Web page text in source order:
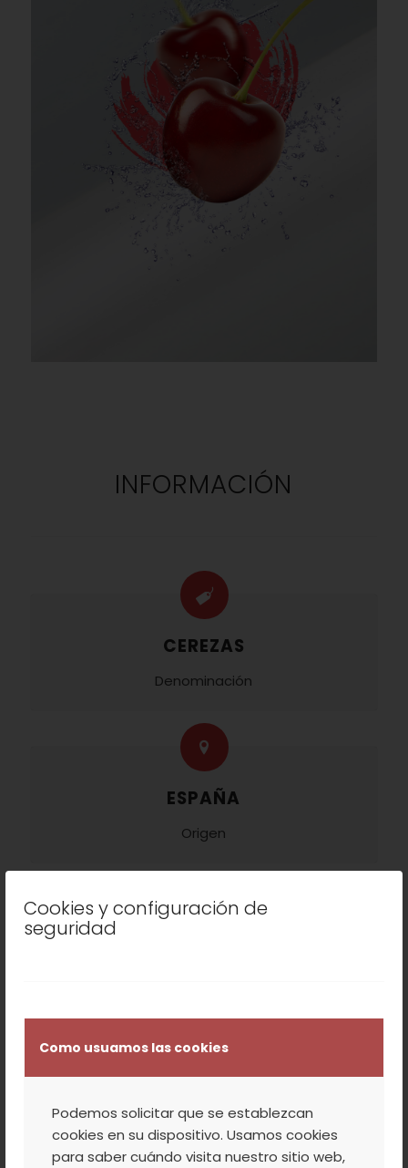
Cookies y configuración de
seguridad
Como usuamos las cookies
Podemos solicitar que se establezcan
cookies en su dispositivo. Usamos cookies
para saber cuándo visita nuestro sitio web,
INFORMACIÓN
CEREZAS
Denominación
ESPAÑA
Origen
Variedad